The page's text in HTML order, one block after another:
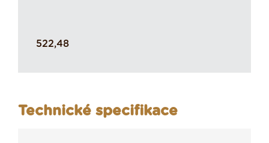
522,48
Technické specifikace